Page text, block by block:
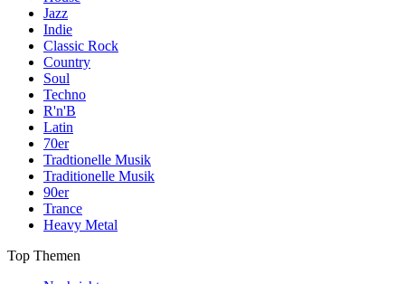
Jazz
Indie
Classic Rock
Country
Soul
Techno
R'n'B
Latin
70er
Tradtionelle Musik
Traditionelle Musik
90er
Trance
Heavy Metal
Top Themen